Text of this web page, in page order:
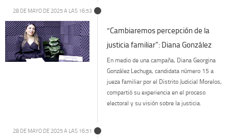
28 DE MAYO DE 2025 A LAS 16:53
“Cambiaremos percepción de la
justicia familiar": Diana González
En medio de una campaña, Diana Georgina
González Lechuga, candidata número 15 a
jueza familiar por el Distrito Judicial Morelos,
compartió su experiencia en el proceso
electoral y su visión sobre la justicia.
28 DE MAYO DE 2025 A LAS 16:51